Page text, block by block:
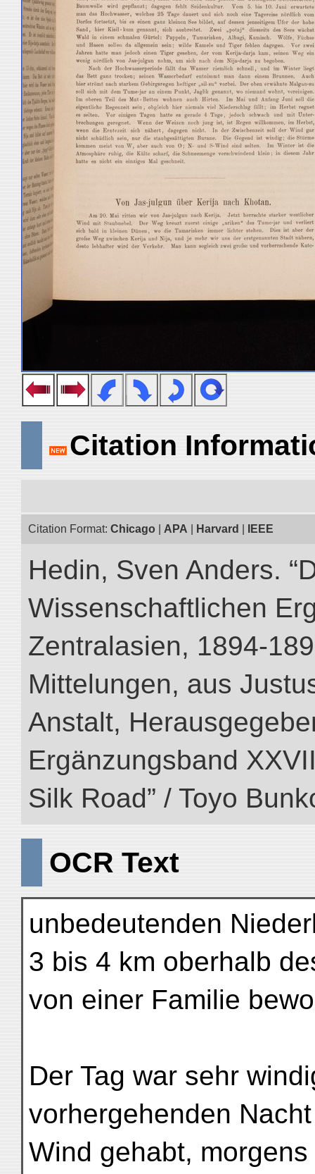
Citation
Citation Format: Chicago APA Harvard IEEE
Hedin, Sven Anders.
Wissenschaftlichen
Zentralasien, 1894-
Mittelungen, aus
Anstalt,
Ergänzungsband
Silk Road” / Toyo
OCR Text
unbedeutenden
3 bis 4 km oberhalb
von einer Familie
Der Tag war sehr
vorhergehenden
Wind gehabt,